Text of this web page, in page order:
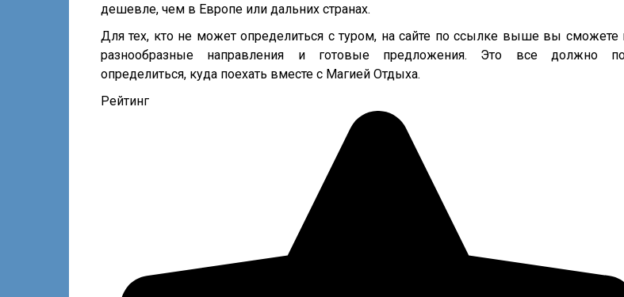
дешевле, чем в Европе или дальних странах.
Для тех, кто не может определиться с туром, на сайте по ссылке выше вы сможете
разнообразные направления и готовые предложения. Это все должно
определиться, куда поехать вместе с Магией Отдыха.
Рейтинг